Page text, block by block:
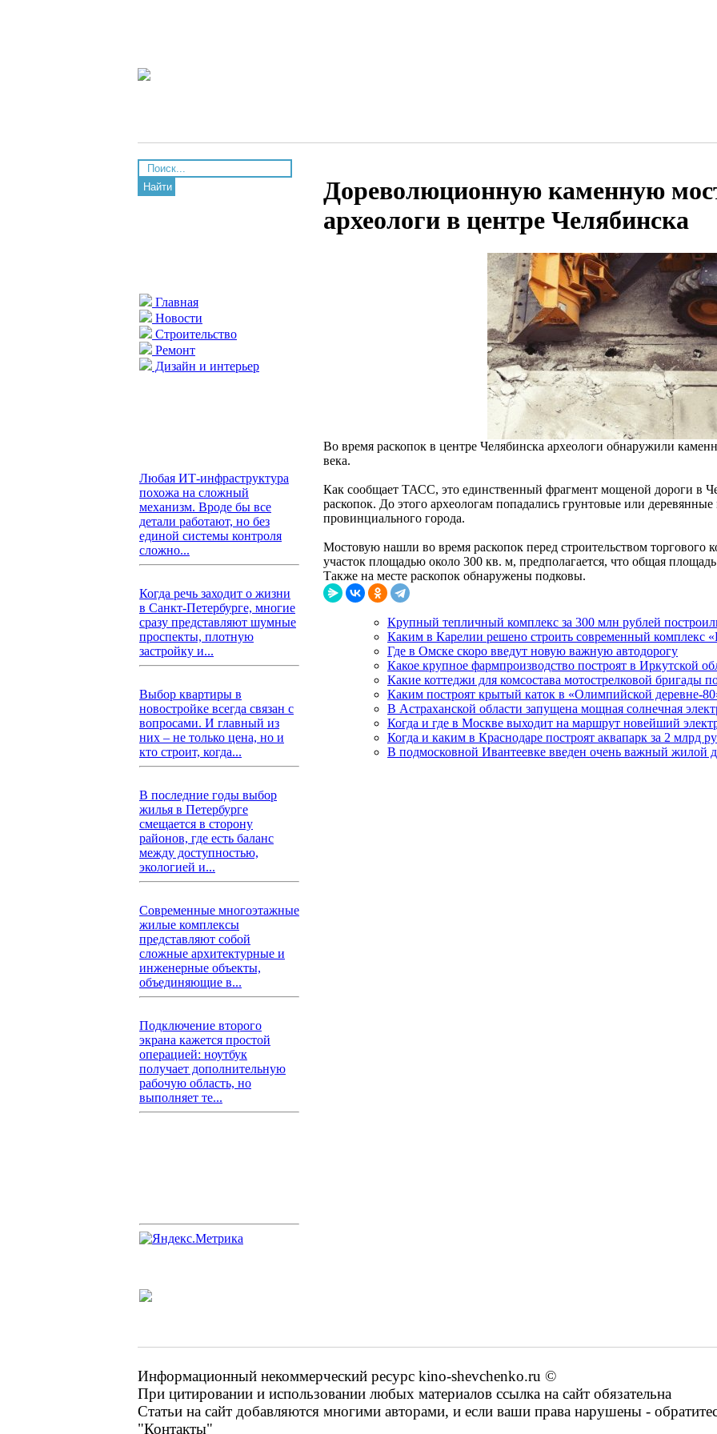
Найти
Главная
Новости
Строительство
Ремонт
Дизайн и интерьер
Любая ИТ-инфраструктура
похожа на сложный
механизм. Вроде бы все
детали работают, но без
единой системы контроля
сложно...
Когда речь заходит о жизни
в Санкт-Петербурге, многие
сразу представляют шумные
проспекты, плотную
застройку и...
Выбор квартиры в
новостройке всегда связан с
вопросами. И главный из
них – не только цена, но и
кто строит, когда...
В последние годы выбор
жилья в Петербурге
смещается в сторону
районов, где есть баланс
между доступностью,
экологией и...
Современные многоэтажные
жилые комплексы
представляют собой
сложные архитектурные и
инженерные объекты,
объединяющие в...
Подключение второго
экрана кажется простой
операцией: ноутбук
получает дополнительную
рабочую область, но
выполняет те...
Дореволюционную каменную
археологи в центре Челябинска
Во время раскопок в центре Челябинска археологи обнаружили
века.
Как сообщает ТАСС, это единственный фрагмент мощеной дороги в
раскопок. До этого археологам попадались грунтовые или
провинциального города.
Мостовую нашли во время раскопок перед строительством торгового
участок площадью около 300 кв. м, предполагается, что общая
Также на месте раскопок обнаружены подковы.
Крупный тепличный комплекс за 300 млн рублей
Каким в Карелии решено строить современный комплекс
Где в Омске скоро введут новую важную автодорогу
Какое крупное фармпроизводство построят в Иркутской
Какие коттеджи для комсостава мотострелковой бригады
Каким построят крытый каток в «Олимпийской деревне-
В Астраханской области запущена мощная солнечная
Когда и где в Москве выходит на маршрут новейший
Когда и каким в Краснодаре построят аквапарк за 2 млрд
В подмосковной Ивантеевке введен очень важный жилой
Информационный некоммерческий ресурс kino-shevchenko.ru ©
При цитировании и использовании любых материалов ссылка на сайт обязательна
Статьи на сайт добавляются многими авторами, и если ваши права нарушены -
"Контакты"